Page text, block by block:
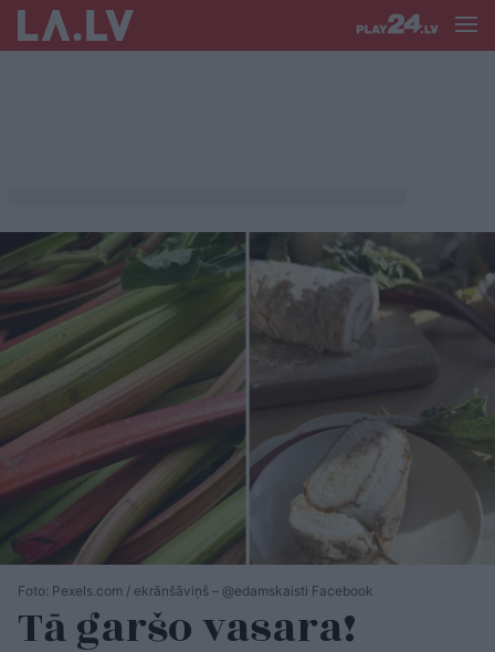
Foto: Pexels.com / ekrānšāviņš – @edamskaisti Facebook
Tā garšo vasara!